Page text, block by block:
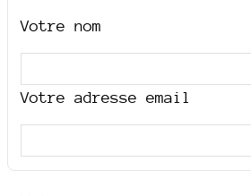
Votre nom
Votre adresse email